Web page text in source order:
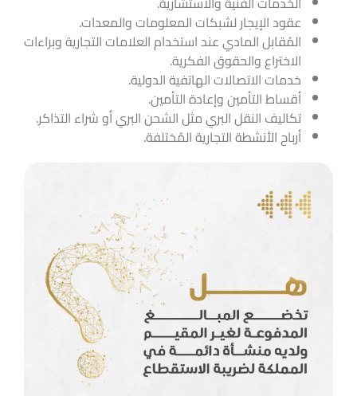
عقود الإيجار لشبكات المعلومات والمعدات.
المُقابل المادي عند استخدام العلامات التجارية وبراءات
الاختراع والحقوق الفكرية.
خدمات الاتصالات الهاتفية الدولية.
أقساط التأمين وإعادة التأمين.
تكاليف النقل البري مثل الشحن البري أو شراء التذاكر.
أرباح الأنشطة التجارية المُختلفة.